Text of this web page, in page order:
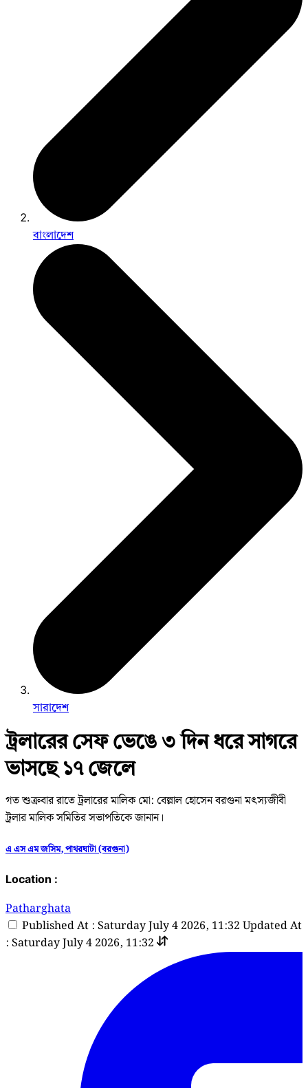
বাংলাদেশ
সারাদেশ
ট্রলারের সেফ ভেঙে ৩ দিন ধরে সাগরে
ভাসছে ১৭ জেলে
গত শুক্রবার রাতে ট্রলারের মালিক মো: বেল্লাল হোসেন বরগুনা মৎস্যজীবী
ট্রলার মালিক সমিতির সভাপতিকে জানান।
এ এস এম জসিম, পাথরঘাটা (বরগুনা)
Location :
Patharghata
Published At : Saturday July 4 2026, 11:32 Updated At
: Saturday July 4 2026, 11:32